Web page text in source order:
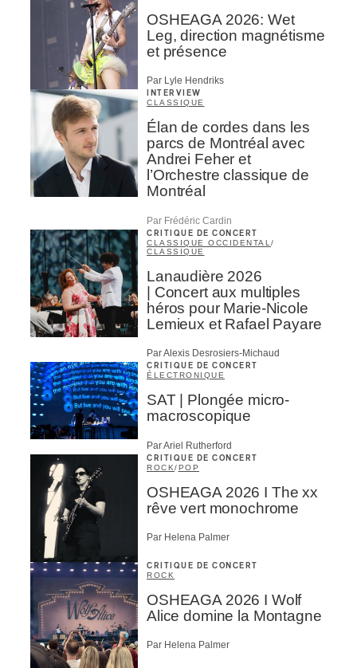
OSHEAGA 2026: Wet
Leg, direction magnétisme
et présence
Par Lyle Hendriks
INTERVIEW
CLASSIQUE
Élan de cordes dans les
parcs de Montréal avec
Andrei Feher et
l’Orchestre classique de
Montréal
Par Frédéric Cardin
CRITIQUE DE CONCERT
CLASSIQUE OCCIDENTAL /
CLASSIQUE
Lanaudière 2026
| Concert aux multiples
héros pour Marie-Nicole
Lemieux et Rafael Payare
Par Alexis Desrosiers-Michaud
CRITIQUE DE CONCERT
ÉLECTRONIQUE
SAT | Plongée micro-
macroscopique
Par Ariel Rutherford
CRITIQUE DE CONCERT
ROCK/POP
OSHEAGA 2026 I The xx
rêve vert monochrome
Par Helena Palmer
CRITIQUE DE CONCERT
ROCK
OSHEAGA 2026 I Wolf
Alice domine la Montagne
Par Helena Palmer